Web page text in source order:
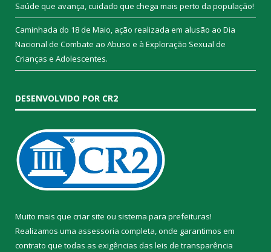
Saúde que avança, cuidado que chega mais perto da população!
Caminhada do 18 de Maio, ação realizada em alusão ao Dia
Nacional de Combate ao Abuso e à Exploração Sexual de
Crianças e Adolescentes.
DESENVOLVIDO POR CR2
Muito mais que criar site ou sistema para prefeituras!
Realizamos uma assessoria completa, onde garantimos em
contrato que todas as exigências das leis de transparência